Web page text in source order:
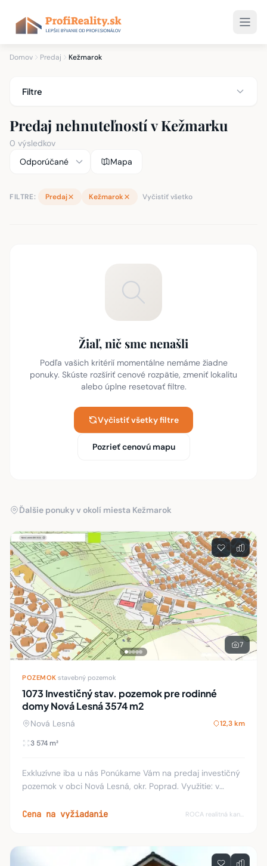
Domov Predaj Kežmarok
Filtre
Predaj nehnuteľností v Kežmarku
0 výsledkov
Mapa
FILTRE: Predaj Kežmarok Vyčistiť všetko
Žiaľ, nič sme nenašli
Podľa vašich kritérií momentálne nemáme žiadne
ponuky. Skúste rozšíriť cenové rozpätie, zmeniť lokalitu
alebo úplne resetovať filtre.
Vyčistiť všetky filtre
Pozrieť cenovú mapu
Ďalšie ponuky v okolí miesta Kežmarok
7
POZEMOK stavebný pozemok
1073 Investičný stav. pozemok pre rodinné
domy Nová Lesná 3574 m2
Nová Lesná 12,3 km
3 574 m²
Exkluzívne iba u nás Ponúkame Vám na predaj investičný
pozemok v obci Nová Lesná, okr. Poprad. Využitie: v
výstavbu rodinných domov s 2 nadze
Cena na vyžiadanie ROCA realitná kancelária